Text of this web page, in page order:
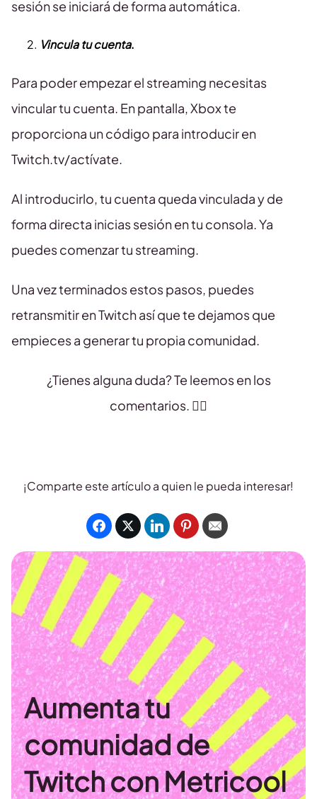
sesión se iniciará de forma automática.
Vincula tu cuenta.
Para poder empezar el streaming necesitas
vincular tu cuenta. En pantalla, Xbox te
proporciona un código para introducir en
Twitch.tv/actívate.
Al introducirlo, tu cuenta queda vinculada y de
forma directa inicias sesión en tu consola. Ya
puedes comenzar tu streaming.
Una vez terminados estos pasos, puedes
retransmitir en Twitch así que te dejamos que
empieces a generar tu propia comunidad.
¿Tienes alguna duda? Te leemos en los
comentarios. 👇🏻
¡Comparte este artículo a quien le pueda interesar!
Aumenta tu
comunidad de
Twitch con Metricool